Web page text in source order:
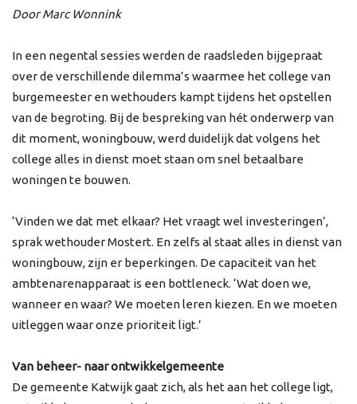
Door Marc Wonnink
In een negental sessies werden de raadsleden bijgepraat
over de verschillende dilemma’s waarmee het college van
burgemeester en wethouders kampt tijdens het opstellen
van de begroting. Bij de bespreking van hét onderwerp van
dit moment, woningbouw, werd duidelijk dat volgens het
college alles in dienst moet staan om snel betaalbare
woningen te bouwen.
‘Vinden we dat met elkaar? Het vraagt wel investeringen’,
sprak wethouder Mostert. En zelfs al staat alles in dienst van
woningbouw, zijn er beperkingen. De capaciteit van het
ambtenarenapparaat is een bottleneck. ‘Wat doen we,
wanneer en waar? We moeten leren kiezen. En we moeten
uitleggen waar onze prioriteit ligt.’
Van beheer- naar ontwikkelgemeente
De gemeente Katwijk gaat zich, als het aan het college ligt,